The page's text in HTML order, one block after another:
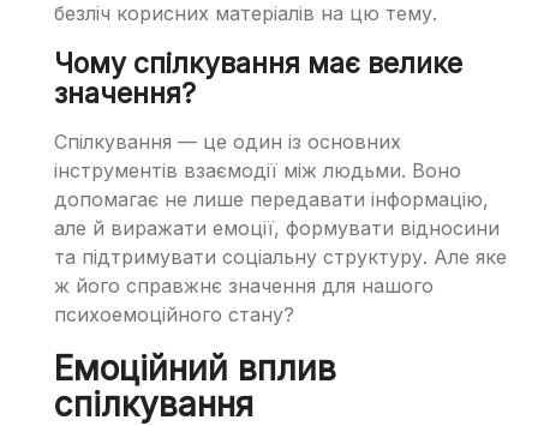
безліч корисних матеріалів на цю тему.
Чому спілкування має велике
значення?
Спілкування — це один із основних
інструментів взаємодії між людьми. Воно
допомагає не лише передавати інформацію,
але й виражати емоції, формувати відносини
та підтримувати соціальну структуру. Але яке
ж його справжнє значення для нашого
психоемоційного стану?
Емоційний вплив
спілкування